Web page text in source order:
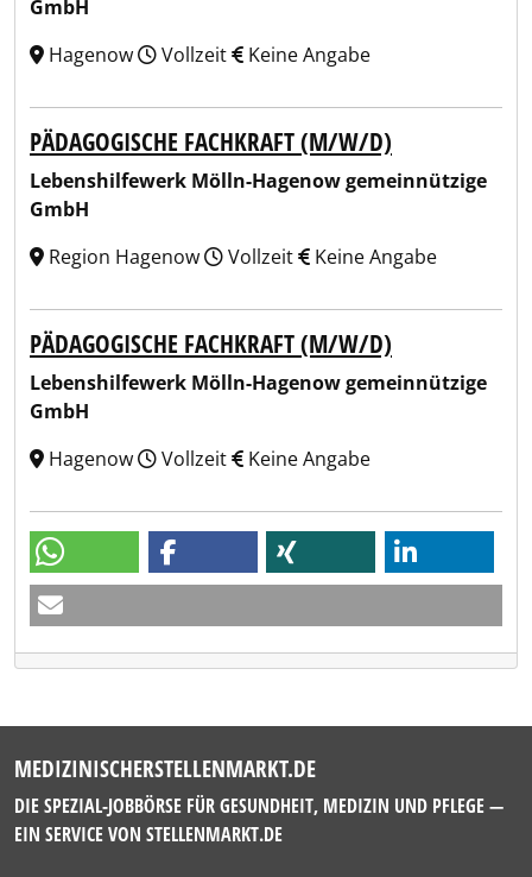
GmbH
Hagenow
Vollzeit Keine Angabe
PÄDAGOGISCHE FACHKRAFT (M/W/D)
Lebenshilfewerk Mölln-Hagenow gemeinnützige
GmbH
Region Hagenow
Vollzeit Keine Angabe
PÄDAGOGISCHE FACHKRAFT (M/W/D)
Lebenshilfewerk Mölln-Hagenow gemeinnützige
GmbH
Hagenow
Vollzeit Keine Angabe
MEDIZINISCHERSTELLENMARKT.DE
DIE SPEZIAL-JOBBÖRSE FÜR GESUNDHEIT, MEDIZIN UND PFLEGE —
EIN SERVICE VON STELLENMARKT.DE